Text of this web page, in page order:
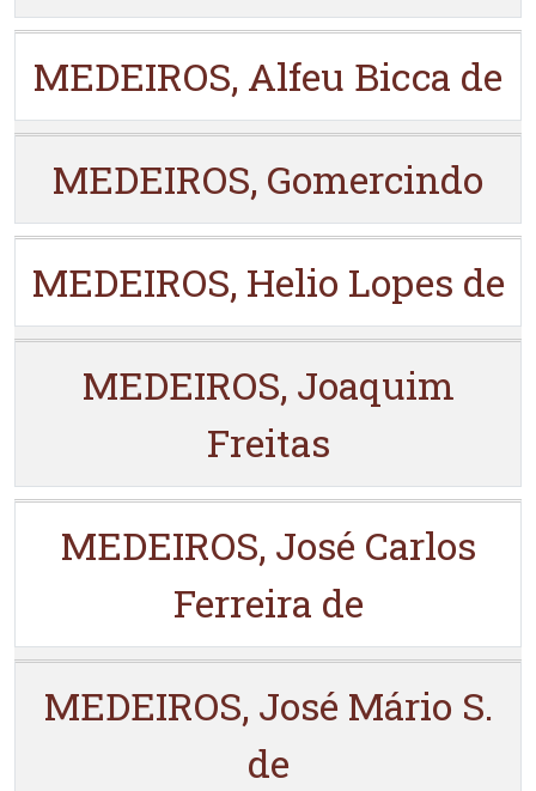
MEDEIROS, Alfeu Bicca de
MEDEIROS, Gomercindo
MEDEIROS, Helio Lopes de
MEDEIROS, Joaquim
Freitas
MEDEIROS, José Carlos
Ferreira de
MEDEIROS, José Mário S.
de